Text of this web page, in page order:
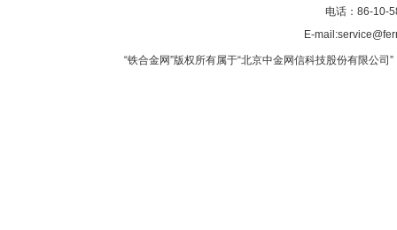
电话：86-10-
E-
“铁合金网”版权所有属于“北京中金网信科技股份有限公司